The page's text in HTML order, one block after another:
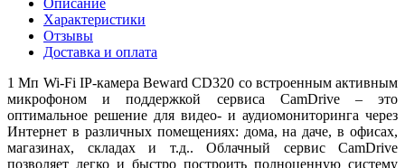
Характеристики
Отзывы
Доставка и оплата
1 Мп Wi-Fi IP-камера Beward CD320 со встроенным активным
микрофоном и поддержкой сервиса CamDrive – это
оптимальное решение для видео- и аудиомониторинга через
Интернет в различных помещениях: дома, на даче, в офисах,
магазинах, складах и т.д.. Облачный сервис CamDrive
позволяет легко и быстро построить полноценную систему